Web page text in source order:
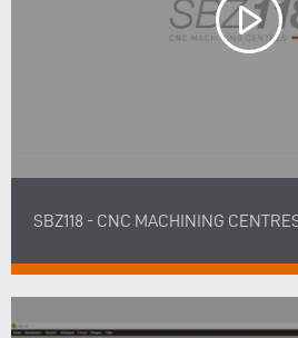
SBZ118 - CNC MACHINING